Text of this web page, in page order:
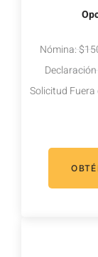
Nómina:
Solicitud